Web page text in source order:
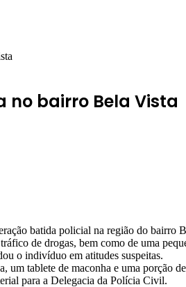
no bairro Bela Vista
batida policial na região do
de drogas, bem como de uma
o indivíduo em atitudes suspeitas.
tablete de maconha e uma porção
para a Delegacia da Polícia Civil.